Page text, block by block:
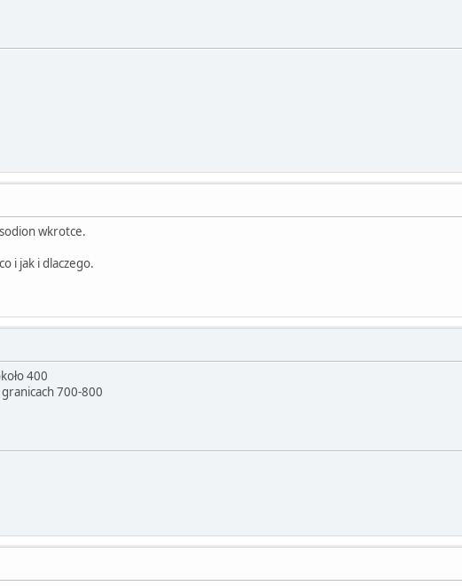
wkrotce.
i jak i dlaczego.
400
700-800